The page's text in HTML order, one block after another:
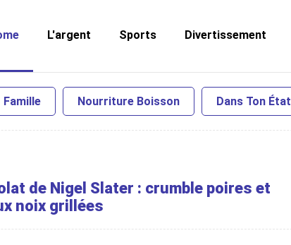
L'argent Sports Divertissement
Famille Nourriture Boisson Dans Ton État
de Nigel Slater : crumble poires et
noix grillées